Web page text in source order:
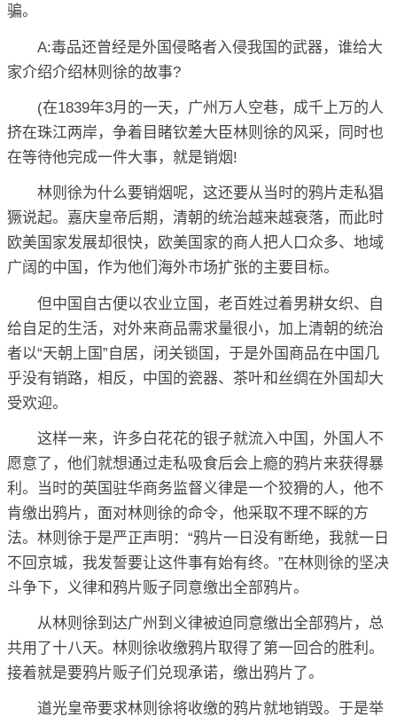
骗。
A:毒品还曾经是外国侵略者入侵我国的武器，谁给大
家介绍介绍林则徐的故事?
(在1839年3月的一天，广州万人空巷，成千上万的人
挤在珠江两岸，争着目睹钦差大臣林则徐的风采，同时也
在等待他完成一件大事，就是销烟!
林则徐为什么要销烟呢，这还要从当时的鸦片走私猖
獗说起。嘉庆皇帝后期，清朝的统治越来越衰落，而此时
欧美国家发展却很快，欧美国家的商人把人口众多、地域
广阔的中国，作为他们海外市场扩张的主要目标。
但中国自古便以农业立国，老百姓过着男耕女织、自
给自足的生活，对外来商品需求量很小，加上清朝的统治
者以“天朝上国”自居，闭关锁国，于是外国商品在中国几
乎没有销路，相反，中国的瓷器、茶叶和丝绸在外国却大
受欢迎。
这样一来，许多白花花的银子就流入中国，外国人不
愿意了，他们就想通过走私吸食后会上瘾的鸦片来获得暴
利。当时的英国驻华商务监督义律是一个狡猾的人，他不
肯缴出鸦片，面对林则徐的命令，他采取不理不睬的方
法。林则徐于是严正声明：“鸦片一日没有断绝，我就一日
不回京城，我发誓要让这件事有始有终。”在林则徐的坚决
斗争下，义律和鸦片贩子同意缴出全部鸦片。
从林则徐到达广州到义律被迫同意缴出全部鸦片，总
共用了十八天。林则徐收缴鸦片取得了第一回合的胜利。
接着就是要鸦片贩子们兑现承诺，缴出鸦片了。
道光皇帝要求林则徐将收缴的鸦片就地销毁。于是举